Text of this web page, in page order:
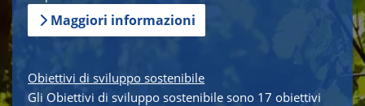
Maggiori informazioni
Obiettivi di sviluppo sostenibile
Gli Obiettivi di sviluppo sostenibile sono 17 obiettivi